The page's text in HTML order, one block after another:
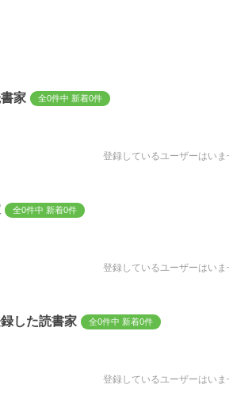
家 全0件中 新着0件
登録しているユーザーはいま
全0件中 新着0件
登録しているユーザーはいま
した読書家 全0件中 新着0件
登録しているユーザーはいま